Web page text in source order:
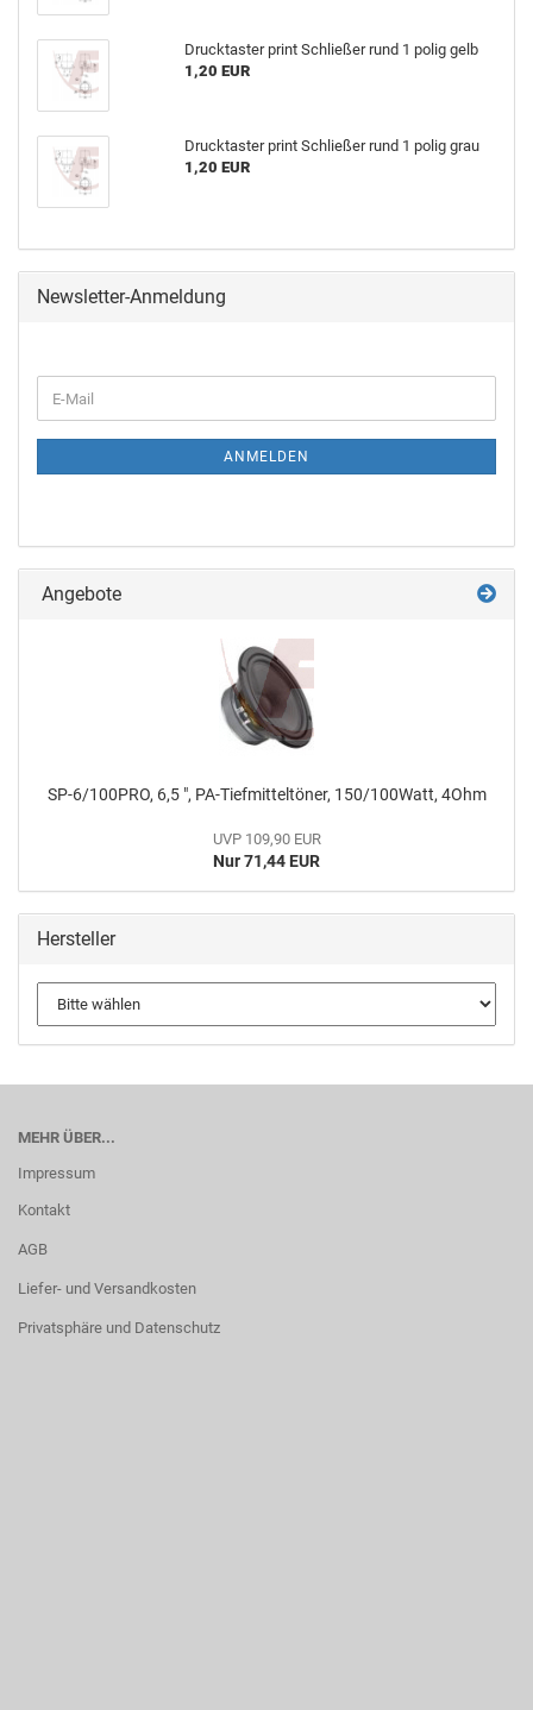
Drucktaster print Schließer rund 1 polig gelb
1,20 EUR
Drucktaster print Schließer rund 1 polig grau
1,20 EUR
Newsletter-Anmeldung
ANMELDEN
Angebote
SP-6/100PRO, 6,5 ", PA-Tiefmitteltöner, 150/100Watt, 4Ohm
UVP 109,90 EUR
Nur 71,44 EUR
Hersteller
MEHR ÜBER...
Impressum
Kontakt
AGB
Liefer- und Versandkosten
Privatsphäre und Datenschutz